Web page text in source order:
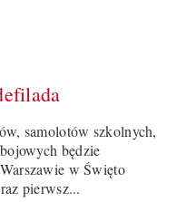
samolotów szkolnych,
będzie
w Święto
pierwsz...